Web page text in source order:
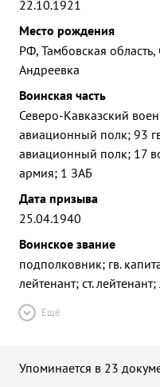
22.10.1921
Место рождения
РФ, Тамбовская
Андреевка
Воинская часть
Северо-Кавказский
авиационный полк; 93
авиационный полк; 17
армия; 1 ЗАБ
Дата призыва
25.04.1940
Воинское звание
подполковник; гв.
лейтенант; ст.
Ещё
Упоминается в 23